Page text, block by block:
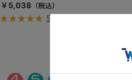
￥5,038
5.0